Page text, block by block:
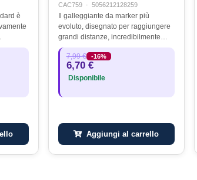
è
CAC759 · 5056212128259
Il galleggiante da marker più
evoluto, disegnato per raggiungere
grandi distanze, incredibilmente
galleggiante …
7,99 €
-16%
6,70 €
Disponibile
Aggiungi al carrello